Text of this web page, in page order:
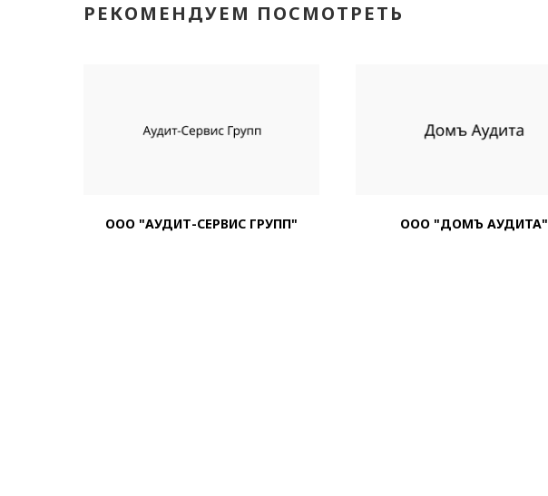
РЕКОМЕНДУЕМ ПОСМОТРЕТЬ
ООО "АУДИТ-СЕРВИС ГРУПП" ООО "ДОМЪ АУДИТА"